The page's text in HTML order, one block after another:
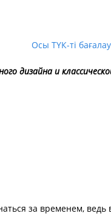
Осы ТҮК-ті бағалау
дизайна и
за временем, ведь